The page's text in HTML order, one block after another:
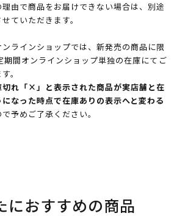
由で商品をお届けできない場合は、別途
ていただきます。
ラインショップでは、新発売の商品に限
期間オンラインショップ単独の在庫にてご
。
切れ「×」と表示された商品が実店舗と在
なった時点で在庫ありの表示へと変わる
で予めご了承ください。
におすすめの商品